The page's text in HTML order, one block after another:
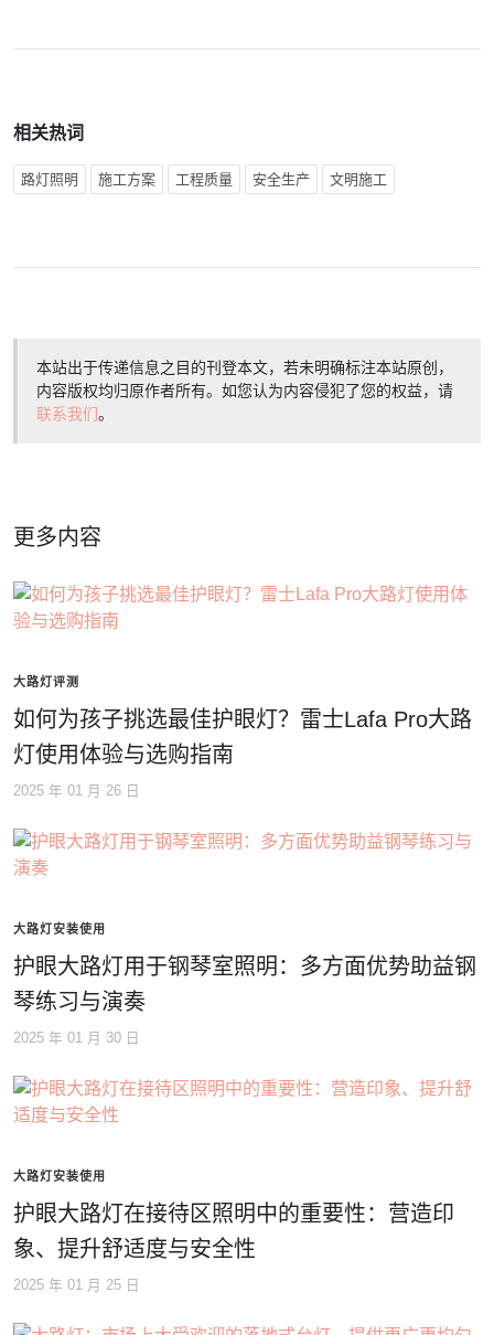
相关热词
路灯照明 施工方案 工程质量 安全生产 文明施工
本站出于传递信息之目的刊登本文，若未明确标注本站原创，
内容版权均归原作者所有。如您认为内容侵犯了您的权益，请
联系我们。
更多内容
大路灯评测
如何为孩子挑选最佳护眼灯？雷士Lafa Pro大路
灯使用体验与选购指南
2025 年 01 月 26 日
大路灯安装使用
护眼大路灯用于钢琴室照明：多方面优势助益钢
琴练习与演奏
2025 年 01 月 30 日
大路灯安装使用
护眼大路灯在接待区照明中的重要性：营造印
象、提升舒适度与安全性
2025 年 01 月 25 日